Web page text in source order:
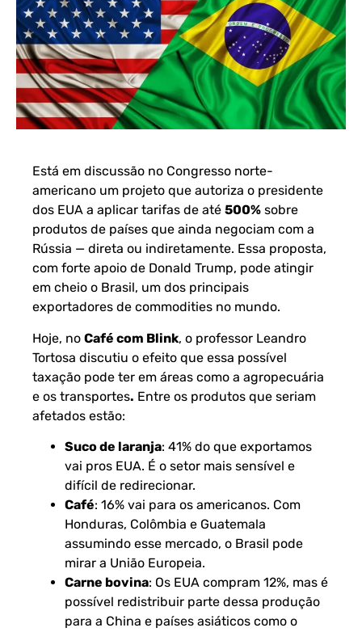
Está em discussão no Congresso norte-
americano um projeto que autoriza o presidente
dos EUA a aplicar tarifas de até 500% sobre
produtos de países que ainda negociam com a
Rússia — direta ou indiretamente. Essa proposta,
com forte apoio de Donald Trump, pode atingir
em cheio o Brasil, um dos principais
exportadores de commodities no mundo.
Hoje, no Café com Blink, o professor Leandro
Tortosa discutiu o efeito que essa possível
taxação pode ter em áreas como a agropecuária
e os transportes. Entre os produtos que seriam
afetados estão:
Suco de laranja: 41% do que exportamos
vai pros EUA. É o setor mais sensível e
difícil de redirecionar.
Café: 16% vai para os americanos. Com
Honduras, Colômbia e Guatemala
assumindo esse mercado, o Brasil pode
mirar a União Europeia.
Carne bovina: Os EUA compram 12%, mas é
possível redistribuir parte dessa produção
para a China e países asiáticos como o